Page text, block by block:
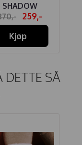
SHADOW
259,-
Kjøp
DETTE SÅ